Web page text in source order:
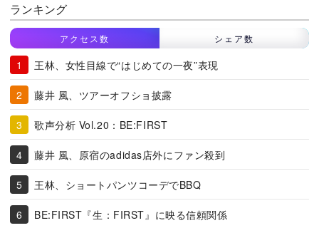
ランキング
アクセス数 シェア数
王林、女性目線で“はじめての一夜”表現
藤井 風、ツアーオフショ披露
歌声分析 Vol.20：BE:FIRST
藤井 風、原宿のadidas店外にファン殺到
王林、ショートパンツコーデでBBQ
BE:FIRST『生：FIRST』に映る信頼関係